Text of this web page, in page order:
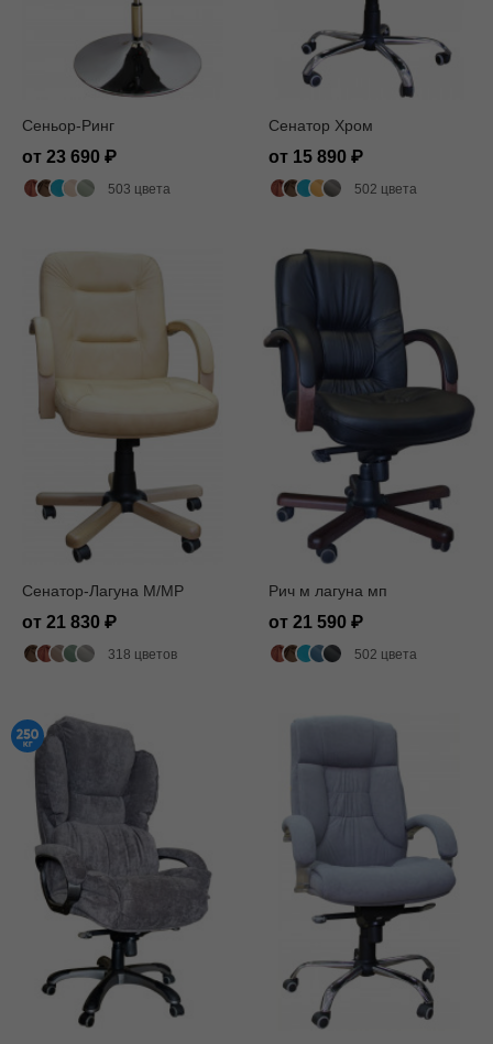
Сеньор-Ринг
от 23 690
503 цвета
Сенатор Хром
от 15 890
502 цвета
Сенатор-Лагуна M/MP
от 21 830
318 цветов
Рич м лагуна мп
от 21 590
502 цвета